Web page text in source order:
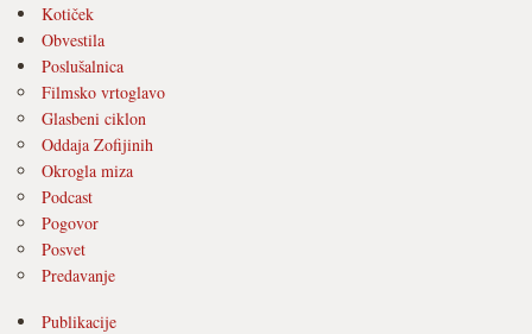
Kotiček
Obvestila
Poslušalnica
Filmsko vrtoglavo
Glasbeni ciklon
Oddaja Zofijinih
Okrogla miza
Podcast
Pogovor
Posvet
Predavanje
Publikacije